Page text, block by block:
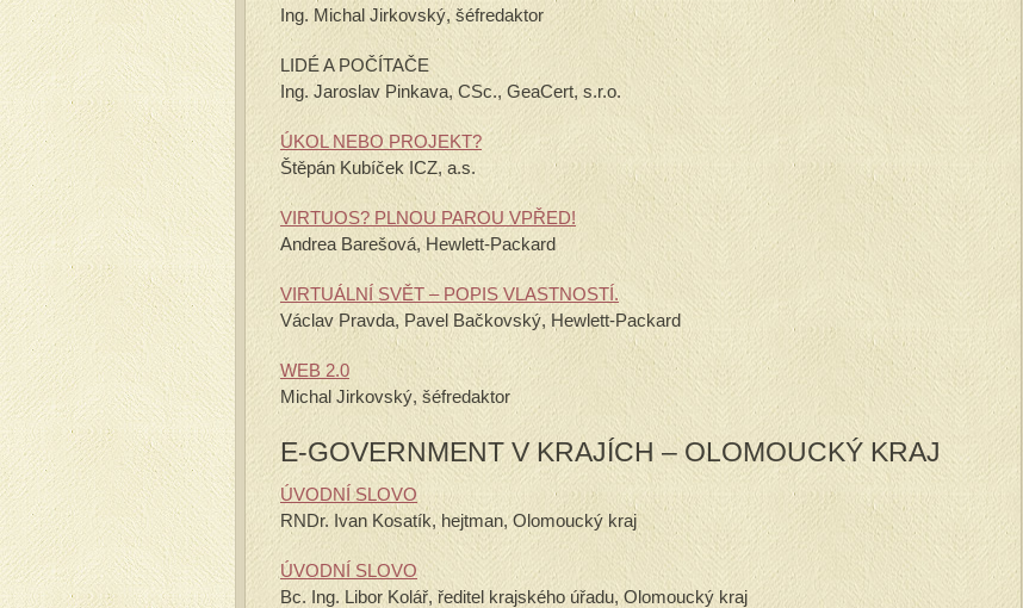
Ing. Michal Jirkovský, šéfredaktor
LIDÉ A POČÍTAČE
Ing. Jaroslav Pinkava, CSc., GeaCert, s.r.o.
ÚKOL NEBO PROJEKT?
Štěpán Kubíček ICZ, a.s.
VIRTUOS? PLNOU PAROU VPŘED!
Andrea Barešová, Hewlett-Packard
VIRTUÁLNÍ SVĚT – POPIS VLASTNOSTÍ.
Václav Pravda, Pavel Bačkovský, Hewlett-Packard
WEB 2.0
Michal Jirkovský, šéfredaktor
E-GOVERNMENT V KRAJÍCH – OLOMOUCKÝ KRAJ
ÚVODNÍ SLOVO
RNDr. Ivan Kosatík, hejtman, Olomoucký kraj
ÚVODNÍ SLOVO
Bc. Ing. Libor Kolář, ředitel krajského úřadu, Olomoucký kraj